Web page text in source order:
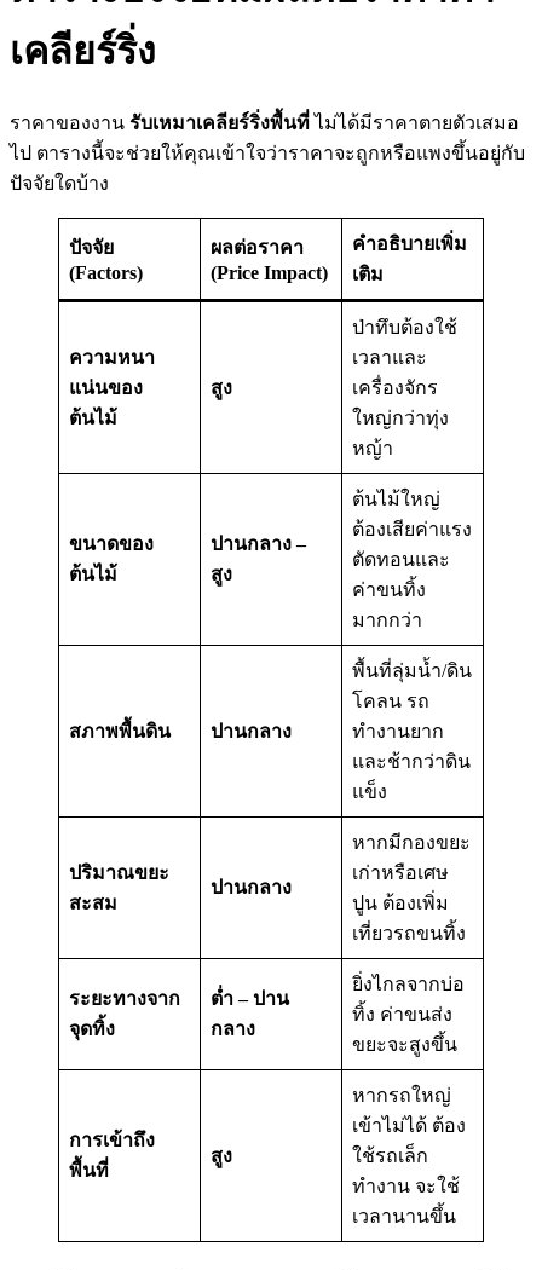
เคลียร์ริ่ง
ราคาของงาน รับเหมาเคลียร์ริ่งพื้นที่ไม่ได้มีราคาตายตัวเสมอ
ไป ตารางนี้จะช่วยให้คุณเข้าใจว่าราคาจะถูกหรือแพงขึ้นอยู่กับ
ปัจจัยใดบ้าง
ปัจจัย
(Factors)
ผลต่อราคา
(Price Impact)
คำอธิบายเพิ่ม
เติม
ความหนา
แน่นของ
ต้นไม้
สูง
ป่าทึบต้องใช้
เวลาและ
เครื่องจักร
ใหญ่กว่าทุ่ง
หญ้า
ขนาดของ
ต้นไม้
ปานกลาง –
สูง
ต้นไม้ใหญ่
ต้องเสียค่าแรง
ตัดทอนและ
ค่าขนทิ้ง
มากกว่า
สภาพพื้นดิน ปานกลาง
พื้นที่ลุ่มน้ำ/ดิน
โคลน รถ
ทำงานยาก
และช้ากว่าดิน
แข็ง
ปริมาณขยะ
สะสม
ปานกลาง
หากมีกองขยะ
เก่าหรือเศษ
ปูน ต้องเพิ่ม
เที่ยวรถขนทิ้ง
ระยะทางจาก
จุดทิ้ง
ต่ำ – ปาน
กลาง
ยิ่งไกลจากบ่อ
ทิ้ง ค่าขนส่ง
ขยะจะสูงขึ้น
การเข้าถึง
พื้นที่
สูง
หากรถใหญ่
เข้าไม่ได้ ต้อง
ใช้รถเล็ก
ทำงาน จะใช้
เวลานานขึ้น